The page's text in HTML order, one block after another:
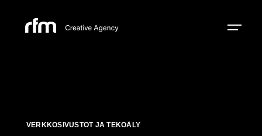
VERKKOSIVUSTOT JA TEKOÄLY